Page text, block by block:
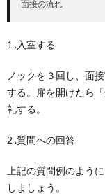
面接の流れ
1 .入室する
ノックを３回し、面
する。扉を開けたら
礼する。
2 .質問への回答
上記の質問例のよう
しましょう。